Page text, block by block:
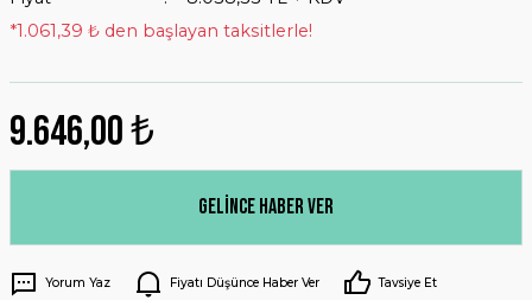
*1.061,39 ₺ den başlayan taksitlerle!
9.646,00 ₺
Gelince Haber Ver
Yorum Yaz Fiyatı Düşünce Haber Ver Tavsiye Et